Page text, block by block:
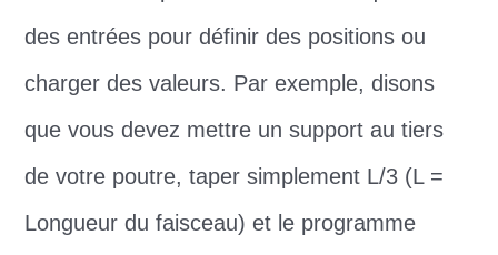
des entrées pour définir des positions ou
charger des valeurs. Par exemple, disons
que vous devez mettre un support au tiers
de votre poutre, taper simplement L/3 (L =
Longueur du faisceau) et le programme